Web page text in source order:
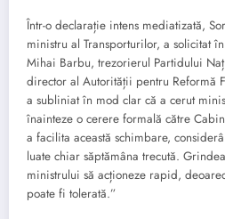
Într-o declarație intens mediatizată,
ministru al Transporturilor, a solicitat
Mihai Barbu, trezorierul Partidului
director al Autorității pentru Reformă
a subliniat în mod clar că a cerut
înainteze o cerere formală către
a facilita această schimbare,
luate chiar săptămâna trecută.
ministrului să acționeze rapid,
poate fi tolerată.”